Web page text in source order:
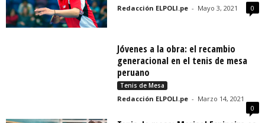
Redacción ELPOLI.pe - Mayo 3, 2021 0
Jóvenes a la obra: el recambio
generacional en el tenis de mesa
peruano
Tenis de Mesa
Redacción ELPOLI.pe - Marzo 14, 2021
0